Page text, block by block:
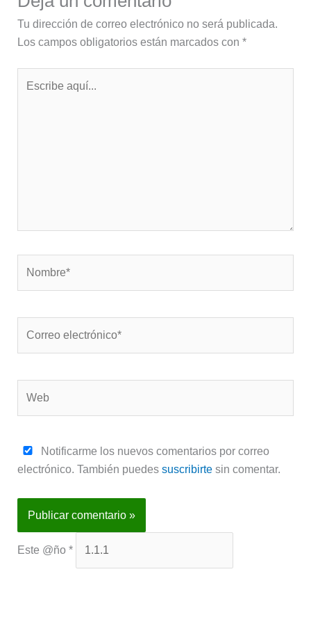
Tu dirección de correo electrónico no será publicada.
Los campos obligatorios están marcados con *
Notificarme los nuevos comentarios por correo
electrónico. También puedes suscribirtesin comentar.
Este @ño *